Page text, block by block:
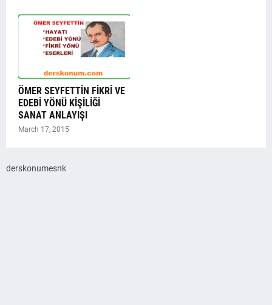
ÖMER SEYFETTİN FİKRİ VE
EDEBİ YÖNÜ KİŞİLİĞİ
SANAT ANLAYIŞI
March 17, 2015
derskonumesnk